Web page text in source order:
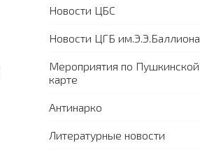
Новости ЦБС
Новости ЦГБ им.Э.Э.Баллиона
Мероприятия по Пушкинской
карте
Антинарко
Литературные новости